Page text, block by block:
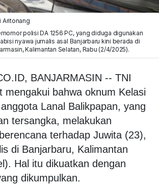
Aritonang
polisi DA 1256 PC, yang diduga digunakan
nyawa jurnalis asal Banjarbaru kini berada di
Kalimantan Selatan, Rabu (2/4/2025).
BANJARMASIN -- TNI
mengakui bahwa oknum Kelasi
Lanal Balikpapan, yang
tersangka, melakukan
terhadap Juwita (23),
di Banjarbaru, Kalimantan
Hal itu dikuatkan dengan
dikumpulkan.